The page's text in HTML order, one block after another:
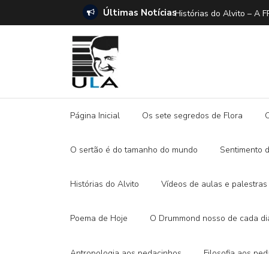
Últimas Notícias
E A DITADURA DIGITAL Histórias do Alvito – EM
Página Inicial Os sete segredos de Flora
O sertão é do tamanho do mundo Sentimento
Histórias do Alvito Vídeos de aulas e palestras
Poema de Hoje O Drummond nosso de cada